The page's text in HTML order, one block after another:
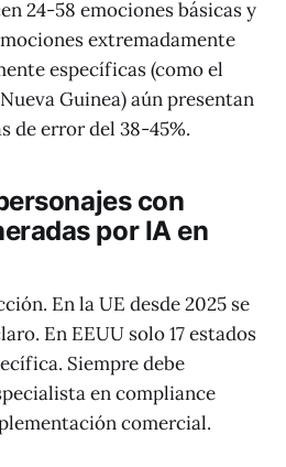
24-58 emociones básicas y
extremadamente
específicas (como el
Guinea) aún presentan
de error del 38-45%.
con
por IA en
En la UE desde 2025 se
En EEUU solo 17 estados
Siempre debe
en compliance
comercial.